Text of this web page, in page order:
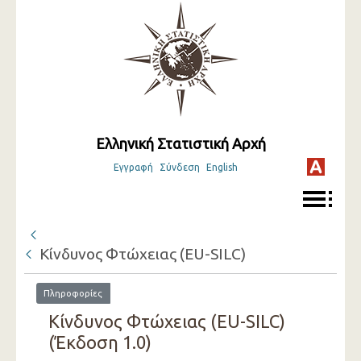
Ελληνική Στατιστική Αρχή
Εγγραφή Σύνδεση English
Κίνδυνος Φτώχειας (EU-SILC)
Πληροφορίες
Κίνδυνος Φτώχειας (EU-SILC)
(Έκδοση 1.0)